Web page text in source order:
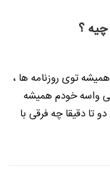
چیه ؟
توی روزنامه ها ،
واسه خودم همیشه
تا دقیقا چه فرقی با